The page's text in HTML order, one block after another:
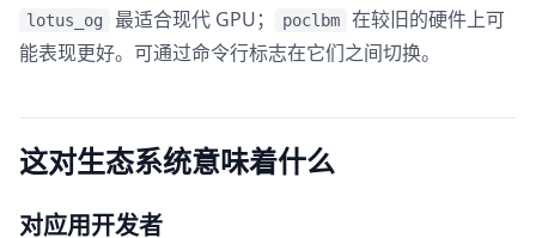
lotus_og 最适合现代 GPU； poclbm
在较旧的硬件上可
能表现更好。可通过命令行标志在它们之间切换。
这对生态系统意味着什么
对应用开发者